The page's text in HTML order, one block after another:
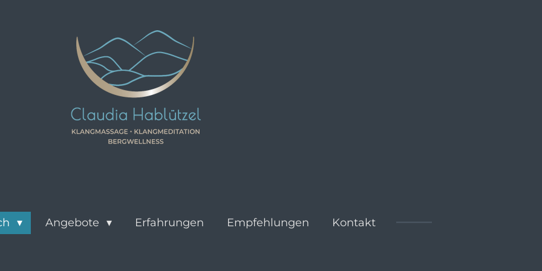
Angebote Erfahrungen Empfehlungen Kontakt